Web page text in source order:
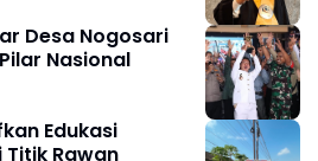
Desa Nogosari
Nasional
Edukasi
Rawan